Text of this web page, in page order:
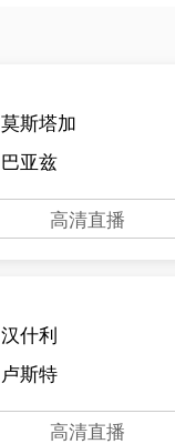
莫斯塔加
巴亚兹
高清直播
汉什利
卢斯特
高清直播